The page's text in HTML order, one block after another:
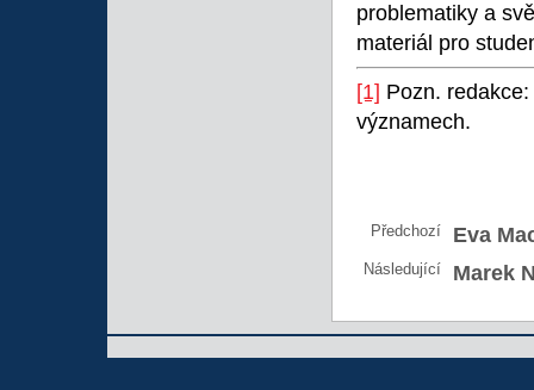
problematiky a
materiál pro
[1] Pozn.
významech.
Předchozí Eva
Následující Marek